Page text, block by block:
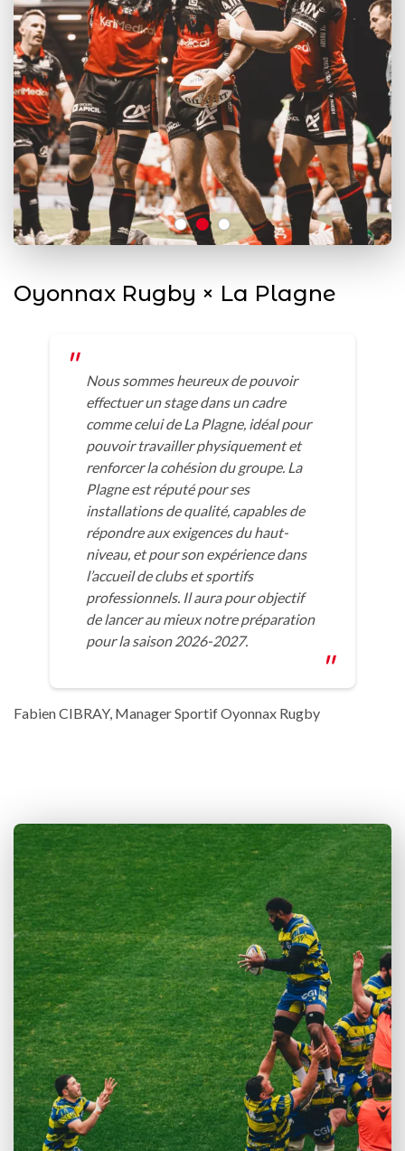
Oyonnax Rugby × La Plagne
Nous sommes heureux de pouvoir
effectuer un stage dans un cadre
comme celui de La Plagne, idéal pour
pouvoir travailler physiquement et
renforcer la cohésion du groupe. La
Plagne est réputé pour ses
installations de qualité, capables de
répondre aux exigences du haut-
niveau, et pour son expérience dans
l’accueil de clubs et sportifs
professionnels. Il aura pour objectif
de lancer au mieux notre préparation
pour la saison 2026-2027.
Fabien CIBRAY, Manager Sportif Oyonnax Rugby